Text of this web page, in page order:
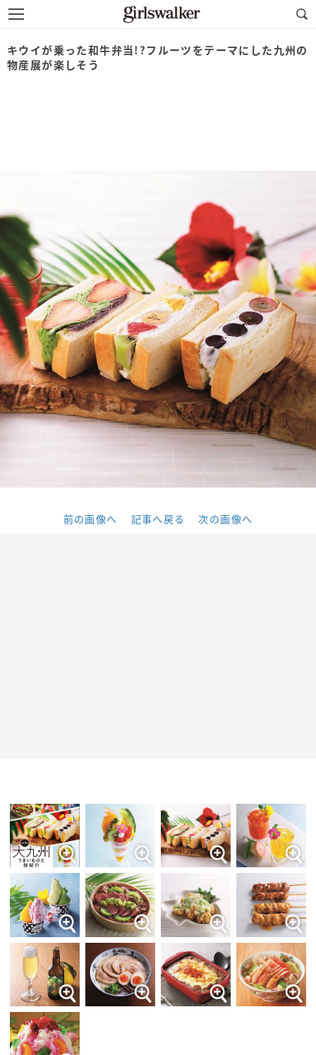
キウイが乗った和牛弁当!?フルーツをテーマにした九州の
物産展が楽しそう
前の画像へ 記事へ戻る 次の画像へ